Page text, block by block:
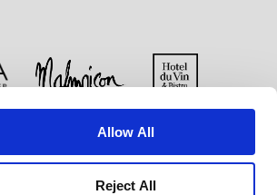
Allow All
Reject All